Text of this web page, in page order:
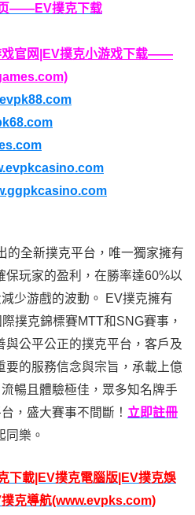
——EV撲克下载
戏官网|EV撲克小游戏下载——
的全新撲克平台，唯一獨家擁有
保玩家的盈利，在勝率達60%以
少游戲的波動。 EV撲克擁有
撲克錦標賽MTT和SNG賽事，
與公平公正的撲克平台，客戶及
要的服務信念與宗旨，承載上億
暢且體驗極佳，眾多知名牌手
，盛大賽事不間斷！ 立即註冊
同樂。
下載|EV撲克電腦版|EV撲克娛
克導航(www.evpks.com)